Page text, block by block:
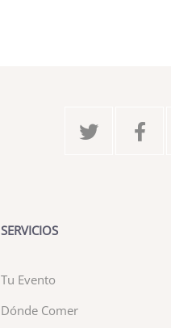
SERVICIOS
Tu Evento
Dónde Comer